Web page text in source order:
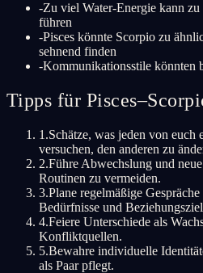
-Zu viel Water-Energie kann
führen
-Pisces könnte Scorpio zu
sehnend finden
-Kommunikationsstile könnten
Tipps für
1 .Schätze, was jeden von euch
versuchen, den anderen zu
2.Führe Abwechslung und
Routinen zu vermeiden.
3.Plane regelmäßige
Bedürfnisse und
4.Feiere Unterschiede als
Konfliktquellen.
5.Bewahre individuelle
als Paar pflegt.